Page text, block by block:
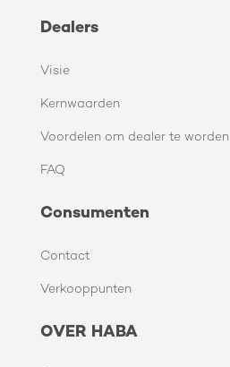
Dealers
Visie
Kernwaarden
Voordelen om dealer te worden
FAQ
Consumenten
Contact
Verkooppunten
OVER HABA